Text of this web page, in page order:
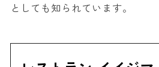
としても知られています。